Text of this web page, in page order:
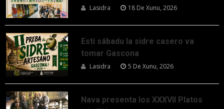
Lasidra 18 De Xunu, 2026
Esti sábadu la sidre casero va
tomar Gascona
Lasidra 5 De Xunu, 2026
Nava presenta los XXXVII Platos